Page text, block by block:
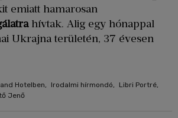
emiatt hamarosan
hívtak. Alig egy hónappal
Ukrajna területén, 37 évesen
Hotelben Irodalmi hírmondó Libri Portré
Jenő